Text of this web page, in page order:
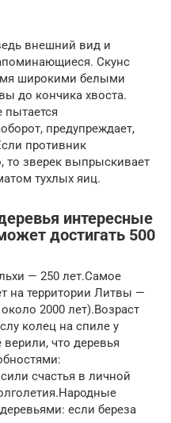
внешний вид и
Скунс
широкими белыми
до кончика хвоста.
предупреждает,
противник
то зверек выпрыскивает
тухлых яиц.
интересные
достигать 500
— 250 лет.Самое
на территории Литвы —
2000 лет).Возраст
колец на спиле у
что деревья
счастья в личной
если береза